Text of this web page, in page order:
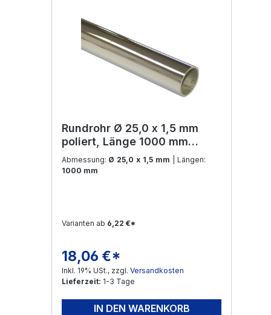
Rundrohr Ø 25,0 x 1,5 mm
poliert, Länge 1000 mm
Edelstahl V4A
Abmessung: Ø 25,0 x 1,5 mm
| Längen:
1000 mm
Varianten ab 6,22 €*
Regulärer Preis:
18,06 €*
Inkl. 19% USt., zzgl. Versandkosten
Lieferzeit: 1-3 Tage
IN DEN WARENKORB